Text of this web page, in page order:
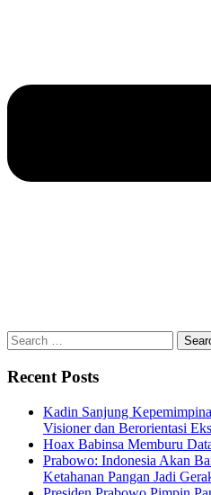
Search
for:
Recent Posts
Kadin Sanjung
Visioner dan Berorientasi
Hoax Babinsa Memburu
Prabowo: Indonesia Akan
Ketahanan Pangan Jadi